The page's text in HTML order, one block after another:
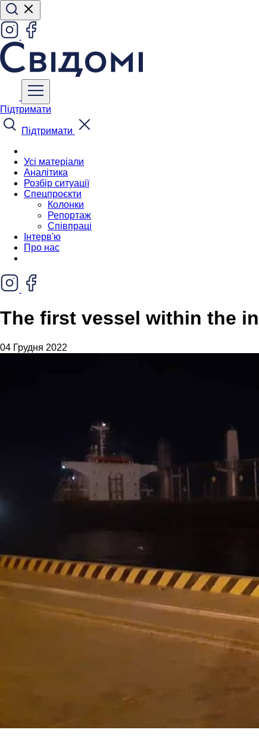
Підтримати
Підтримати
Усі матеріали
Аналітика
Розбір ситуації
Спецпроєкти
Колонки
Репортаж
Співпраці
Інтерв'ю
Про нас
The first vessel within the
04 Грудня 2022